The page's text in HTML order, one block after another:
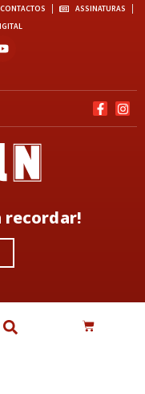
CONTACTOS
ASSINATURAS
recordar!